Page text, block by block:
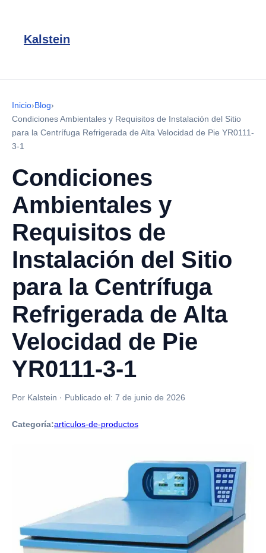
Kalstein
Inicio›Blog›
Condiciones Ambientales y Requisitos de Instalación del Sitio
para la Centrífuga Refrigerada de Alta Velocidad de Pie YR0111-
3-1
Condiciones
Ambientales y
Requisitos de
Instalación del Sitio
para la Centrífuga
Refrigerada de Alta
Velocidad de Pie
YR0111-3-1
Por Kalstein · Publicado el: 7 de junio de 2026
Categoría:articulos-de-productos